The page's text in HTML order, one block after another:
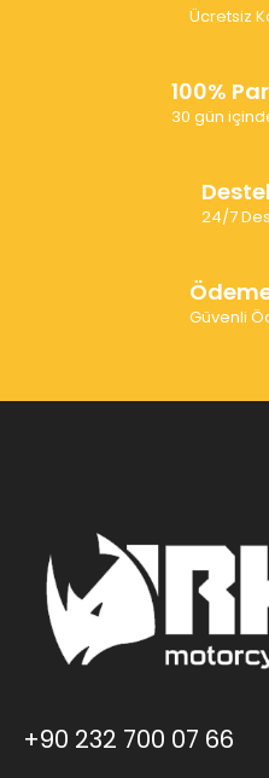
Ücretsiz
100%
30 gün
24/7
Güvenli
+90 232 700 07 66